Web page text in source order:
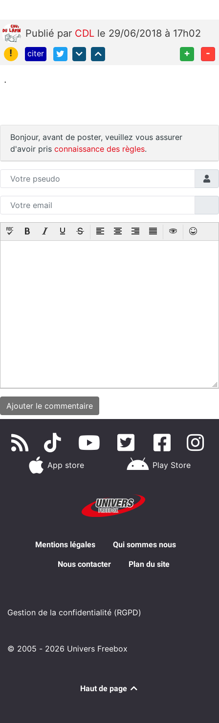
Publié par CDL le 29/06/2018 à 17h02
!
citer + -
.
Bonjour, avant de poster, veuillez vous assurer
d'avoir pris connaissance des règles.
App store Play Store
Mentions légales Qui sommes nous
Nous contacter Plan du site
Gestion de la confidentialité (RGPD)
© 2005 - 2026 Univers Freebox
Haut de page